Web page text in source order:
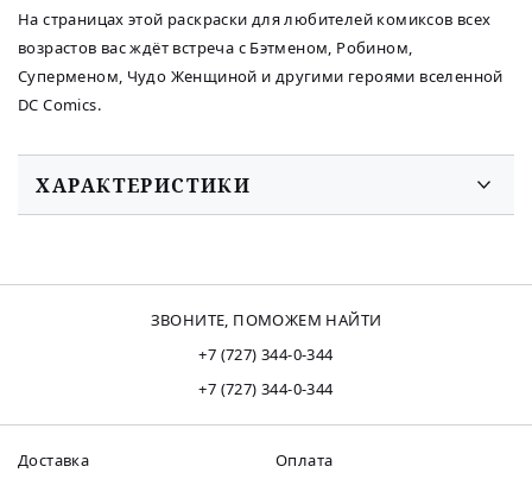
На страницах этой раскраски для любителей комиксов всех
возрастов вас ждёт встреча с Бэтменом, Робином,
Суперменом, Чудо Женщиной и другими героями вселенной
DC Comics.
ХАРАКТЕРИСТИКИ
ЗВОНИТЕ, ПОМОЖЕМ НАЙТИ
+7 (727) 344-0-344
+7 (727) 344-0-344
Доставка Оплата